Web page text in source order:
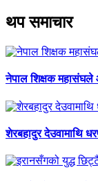
थप समाचार
नेपाल शिक्षक महासंघले
शेरबहादुर देउवामाथि